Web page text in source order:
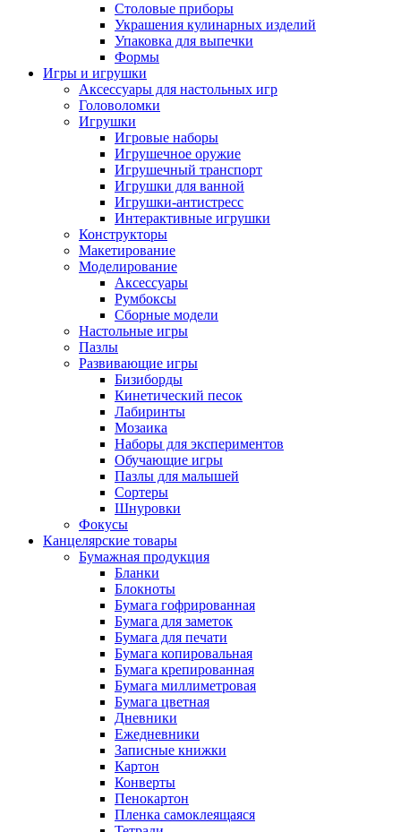
Столовые приборы
Украшения кулинарных изделий
Упаковка для выпечки
Формы
Игры и игрушки
Аксессуары для настольных игр
Головоломки
Игрушки
Игровые наборы
Игрушечное оружие
Игрушечный транспорт
Игрушки для ванной
Игрушки-антистресс
Интерактивные игрушки
Конструкторы
Макетирование
Моделирование
Аксессуары
Румбоксы
Сборные модели
Настольные игры
Пазлы
Развивающие игры
Бизиборды
Кинетический песок
Лабиринты
Мозаика
Наборы для экспериментов
Обучающие игры
Пазлы для малышей
Сортеры
Шнуровки
Фокусы
Канцелярские товары
Бумажная продукция
Бланки
Блокноты
Бумага гофрированная
Бумага для заметок
Бумага для печати
Бумага копировальная
Бумага крепированная
Бумага миллиметровая
Бумага цветная
Дневники
Ежедневники
Записные книжки
Картон
Конверты
Пенокартон
Пленка самоклеящаяся